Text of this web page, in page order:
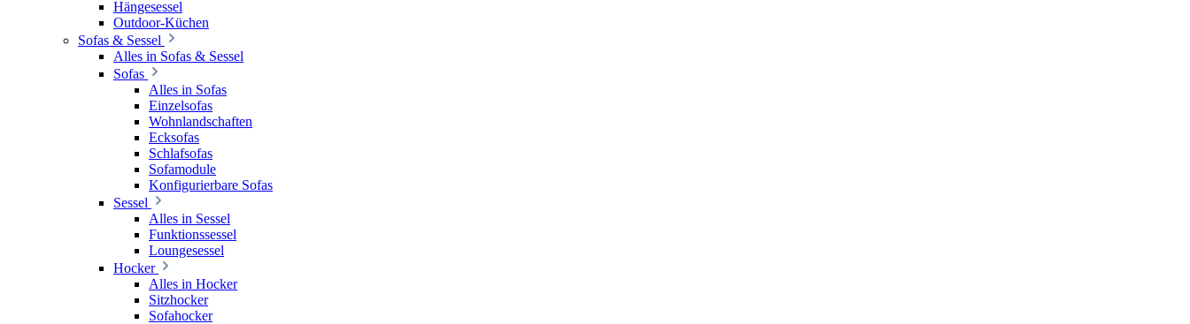
Hängesessel
Outdoor-Küchen
Sofas & Sessel
Alles in Sofas & Sessel
Sofas
Alles in Sofas
Einzelsofas
Wohnlandschaften
Ecksofas
Schlafsofas
Sofamodule
Konfigurierbare Sofas
Sessel
Alles in Sessel
Funktionssessel
Loungesessel
Hocker
Alles in Hocker
Sitzhocker
Sofahocker